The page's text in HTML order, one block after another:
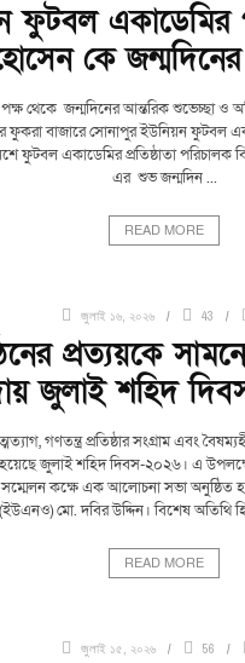
ফুটবল একাডেমির
কে
থেকে জন্মদিনের আন্তরিক শুভেচ্ছা ও
ফুকরা বাজারে সোনাপুর ইউনিয়ন ফুটবল
ফুটবল একাডেমির প্রতিষ্ঠাতা পরিচালক
এর শুভ জন্মদিন ...
READ MORE
জুলাই ১৬, ২০২৬ 43
প্রত্যয়কে
জুলাই শহিদ
গণতন্ত্র প্রতিষ্ঠার সংগ্রাম এবং
হয়েছে জুলাই শহিদ দিবস-২০২৬। এ
কক্ষে এক আলোচনা সভা অনুষ্ঠিত
(ইউএনও) মো. দবির উদ্দিন। বিশেষ অতিথি
READ MORE
জুলাই ১৫, ২০২৬ 56